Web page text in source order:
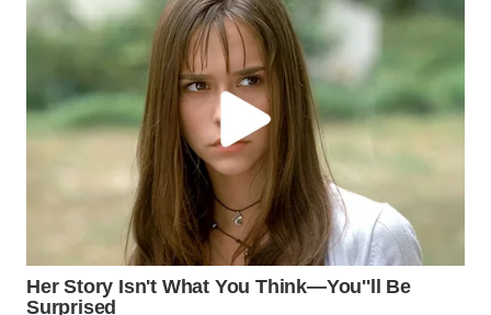
KONSUMEN
LISTRIK
MASYARAKAT
KELISTRIKAN
ID